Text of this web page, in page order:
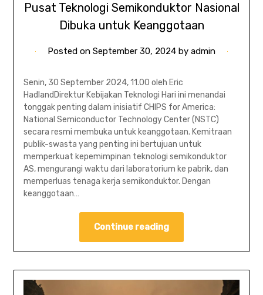
Pusat Teknologi Semikonduktor Nasional
Dibuka untuk Keanggotaan
Posted on September 30, 2024 by admin
Senin, 30 September 2024, 11.00 oleh Eric
HadlandDirektur Kebijakan Teknologi Hari ini menandai
tonggak penting dalam inisiatif CHIPS for America:
National Semiconductor Technology Center (NSTC)
secara resmi membuka untuk keanggotaan. Kemitraan
publik-swasta yang penting ini bertujuan untuk
memperkuat kepemimpinan teknologi semikonduktor
AS, mengurangi waktu dari laboratorium ke pabrik, dan
memperluas tenaga kerja semikonduktor. Dengan
keanggotaan…
Continue reading